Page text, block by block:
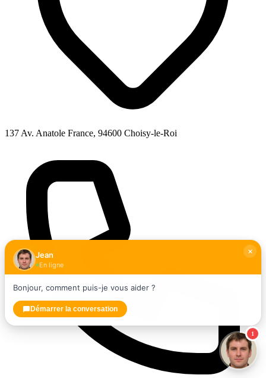
137 Av. Anatole France, 94600 Choisy-le-Roi
1
Jean
En ligne
Bonjour, comment puis-je vous aider ?
Démarrer la conversation